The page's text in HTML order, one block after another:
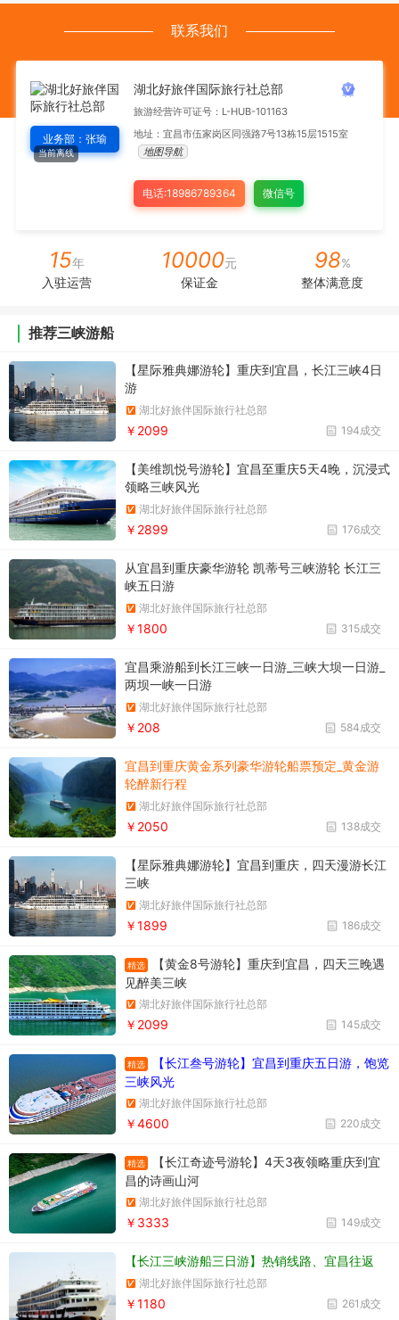
联系我们
当前离线
业务部：张瑜
湖北好旅伴国际旅行社总部
旅游经营许可证号：L-HUB-101163
地址：宜昌市伍家岗区同强路7号13栋15层1515室
地图导航
电话:18986789364 微信号
15年
入驻运营
10000元
保证金
98%
整体满意度
推荐三峡游船
【星际雅典娜游轮】重庆到宜昌，长江三峡4日
游
湖北好旅伴国际旅行社总部
194成交
￥2099
【美维凯悦号游轮】宜昌至重庆5天4晚，沉浸式
领略三峡风光
湖北好旅伴国际旅行社总部
176成交
￥2899
从宜昌到重庆豪华游轮 凯蒂号三峡游轮 长江三
峡五日游
湖北好旅伴国际旅行社总部
315成交
￥1800
宜昌乘游船到长江三峡一日游_三峡大坝一日游_
两坝一峡一日游
湖北好旅伴国际旅行社总部
584成交
￥208
宜昌到重庆黄金系列豪华游轮船票预定_黄金游
轮醉新行程
湖北好旅伴国际旅行社总部
138成交
￥2050
【星际雅典娜游轮】宜昌到重庆，四天漫游长江
三峡
湖北好旅伴国际旅行社总部
186成交
￥1899
精选
【黄金8号游轮】重庆到宜昌，四天三晚遇
见醉美三峡
湖北好旅伴国际旅行社总部
145成交
￥2099
精选
【长江叁号游轮】宜昌到重庆五日游，饱览
三峡风光
湖北好旅伴国际旅行社总部
220成交
￥4600
精选
【长江奇迹号游轮】4天3夜领略重庆到宜
昌的诗画山河
湖北好旅伴国际旅行社总部
149成交
￥3333
【长江三峡游船三日游】热销线路、宜昌往返
湖北好旅伴国际旅行社总部
261成交
￥1180